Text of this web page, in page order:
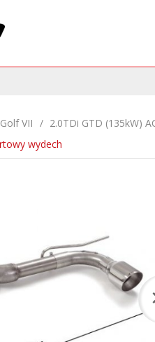
Golf VII
2.0TDi GTD (135kW)
wydech